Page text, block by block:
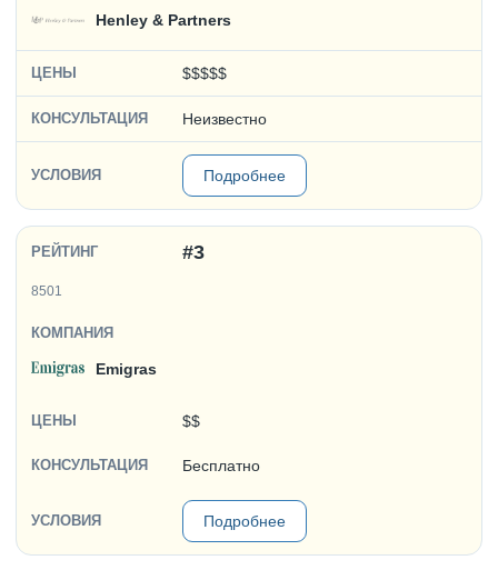
Henley & Partners
$$$$$
Неизвестно
Подробнее
#3
8501
Emigras
$$
Бесплатно
Подробнее